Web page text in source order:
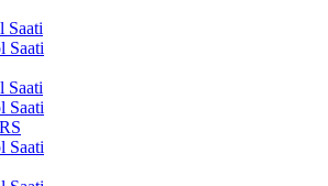
Saati
Saati
Saati
Saati
Saati